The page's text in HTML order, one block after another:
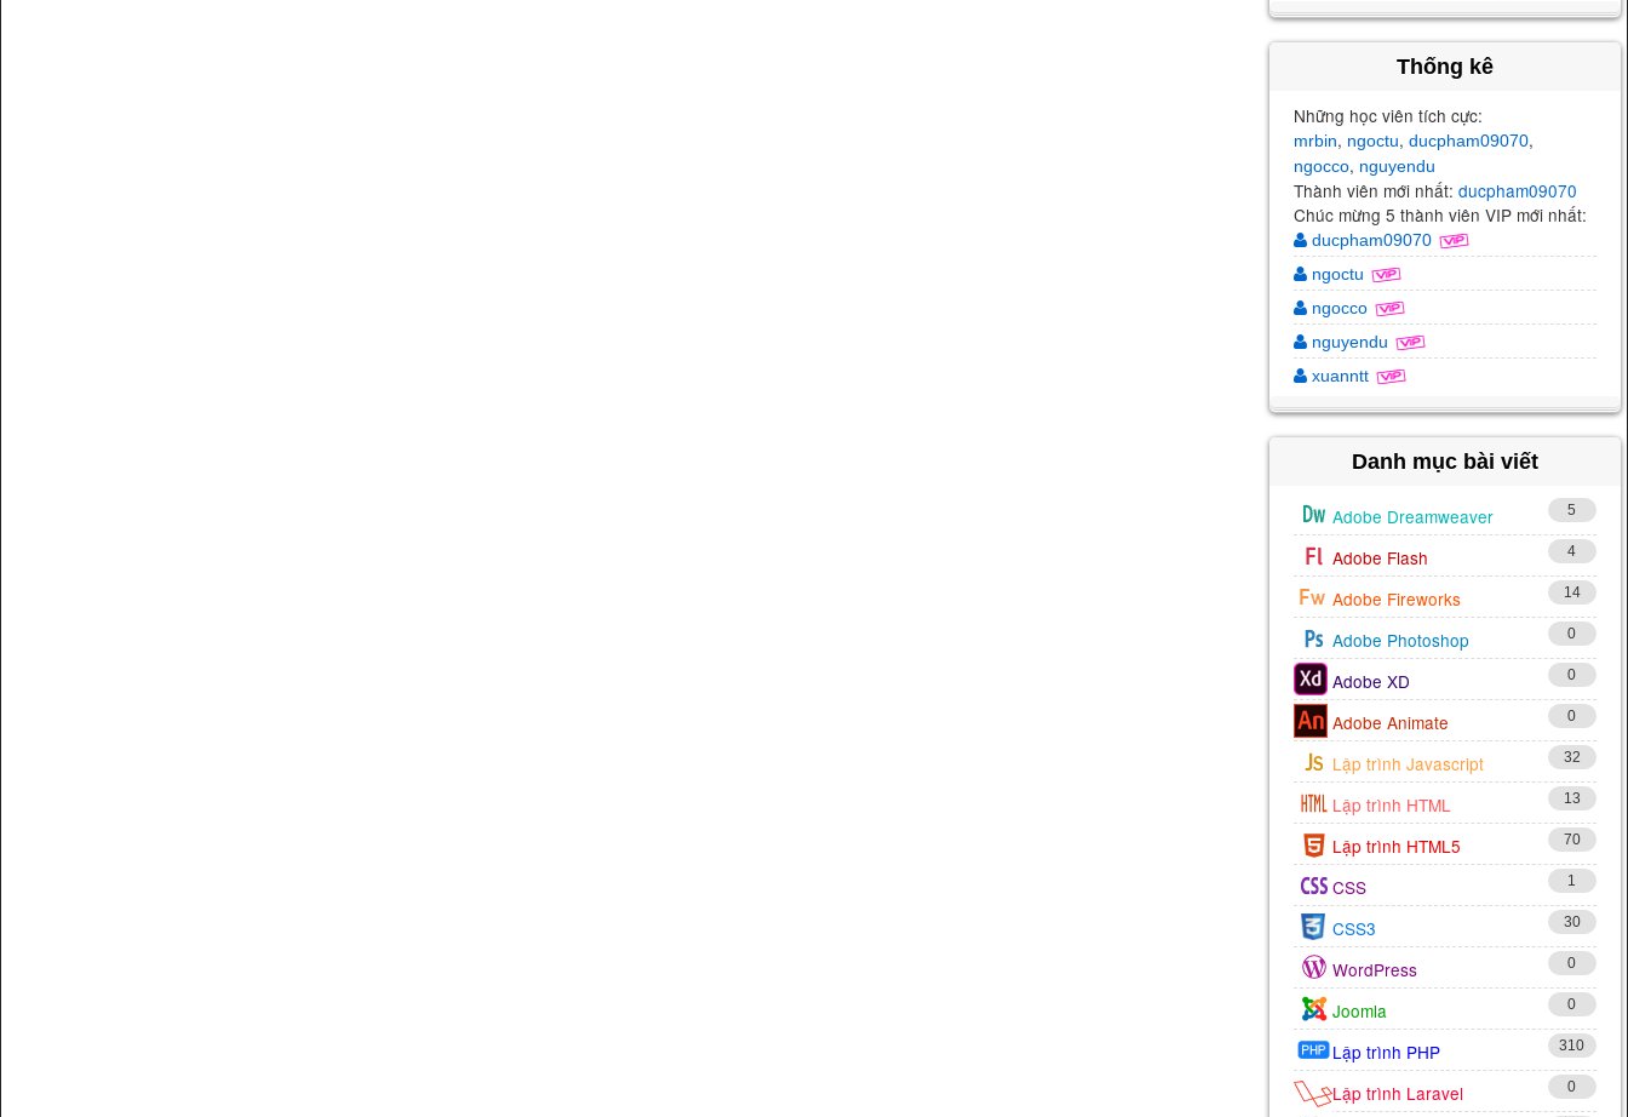
Thống kê
Những học viên tích cực:
mrbin, ngoctu, ducpham09070,
ngocco, nguyendu
Thành viên mới nhất: ducpham09070
Chúc mừng 5 thành viên VIP mới nhất:
ducpham09070
ngoctu
ngocco
nguyendu
xuanntt
Danh mục bài viết
Adobe Dreamweaver 5
Adobe Flash 4
Adobe Fireworks 14
Adobe Photoshop 0
Adobe XD 0
Adobe Animate 0
Lập trình Javascript 32
Lập trình HTML 13
Lập trình HTML5 70
CSS 1
CSS3 30
WordPress 0
Joomla 0
Lập trình PHP 310
Lập trình Laravel 0